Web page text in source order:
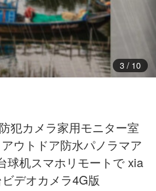
3/ 10
犯カメラ家用モニター室
ウトドア防水パノラマア
球机スマホリモートで xia
デオカメラ4G版